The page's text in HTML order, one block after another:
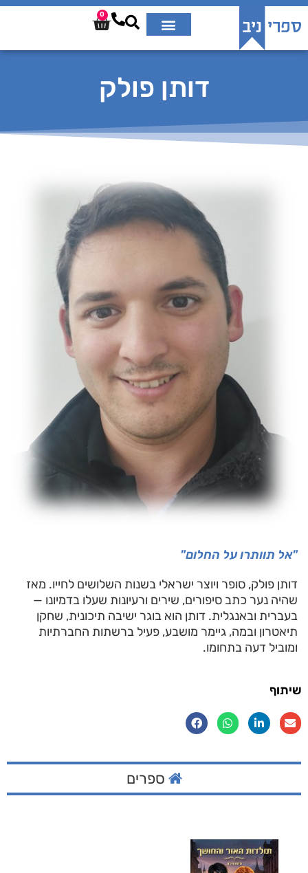
0
דותן פולק
"אל תוותרו על החלום"
דותן פולק, סופר ויוצר ישראלי בשנות השלושים לחייו. מאז
שהיה נער כתב סיפורים, שירים ורעיונות שעלו בדמיונו —
בעברית ובאנגלית. דותן הוא בוגר ישיבה תיכונית, שחקן
תיאטרון ובמה, גיימר מושבע, פעיל ברשתות החברתיות
ומוביל דעה בתחומו.
שיתוף
ספרים